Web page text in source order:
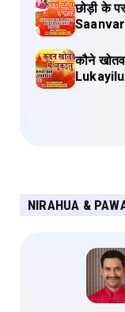
छोड़ी के
कौने
NIRAHUA &